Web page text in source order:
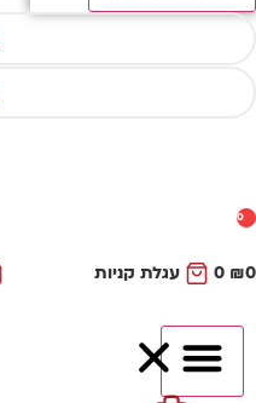
0
₪
0 עגלת קניות